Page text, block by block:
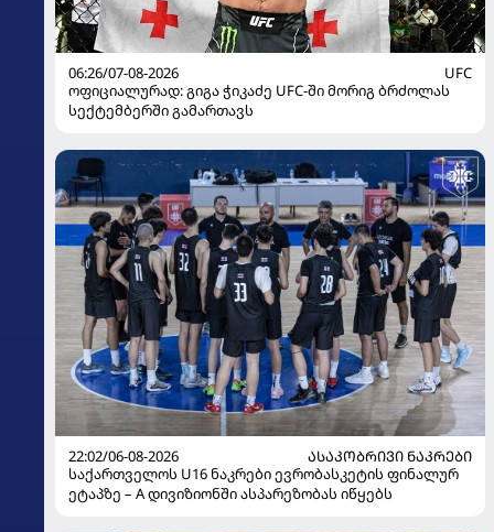
06:26/07-08-2026
UFC
ოფიციალურად: გიგა ჭიკაძე UFC-ში მორიგ ბრძოლას
სექტემბერში გამართავს
22:02/06-08-2026
ᲐᲡᲐᲙᲝᲑᲠᲘᲕᲘ ᲜᲐᲙᲠᲔᲑᲘ
საქართველოს U16 ნაკრები ევრობასკეტის ფინალურ
ეტაპზე – A დივიზიონში ასპარეზობას იწყებს